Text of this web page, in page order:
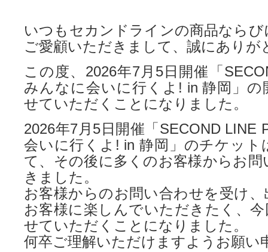
いつもセカンドラインの商品なら
ご愛顧いただきまして、誠にありが
この度、2026年7月5日開催「
みんなに会いに行くよ! in 静岡」の
せていただくことになりました。
2026年7月5日開催「SECOND LINE
会いに行くよ! in 静岡」のチケット
て、その後に多くのお客様からお
きました。
お客様からのお問い合わせを受け
お客様に楽しんでいただきたく、
せていただくことになりました。
何卒ご理解いただけますようお願い